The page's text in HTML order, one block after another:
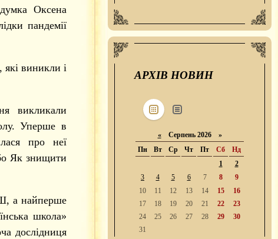
Оксена
пандемії
виникли і
викликали
Уперше в
про неї
Як знищити
а найперше
школа»
дослідниця
АРХІВ НОВИН
«Серпень 2026 »
Пн
Вт Ср Чт Пт Сб
Нд
1
2
3
4 5 6 7 8
9
10
11 12 13 14 15
16
17
18 19 20 21 22
23
24
25 26 27 28 29
30
31